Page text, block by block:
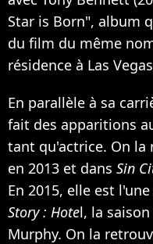
Star is Born", album
du film du même
résidence à Las
En parallèle à sa
fait des apparitions
tant qu'actrice. On la
en 2013 et dans Sin
En 2015, elle est
Story : Hotel, la
Murphy. On la